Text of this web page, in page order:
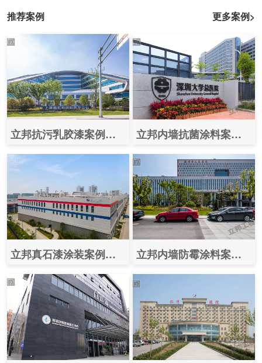
推荐案例 更多案例>
立邦抗污乳胶漆案例效果图之（上海新虹桥国际医学中心） 立邦内墙抗菌涂料案例之（深圳大学总医院）
立邦真石漆涂装案例效果图之（珠海中京电子电路有限公司） 立邦内墙防霉涂料案例图片之（温州市人民医院）